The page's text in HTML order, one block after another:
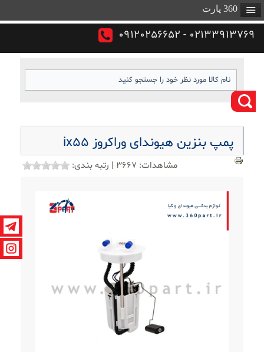
02133913769 - 09120256652
پمپ بنزین هیوندای وراکروز ix55
مشاهدات: 3667
| رتبه بندی:
360 پارت